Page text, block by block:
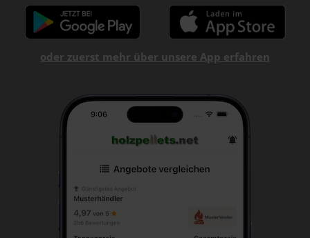
oder zuerst mehr über unsere App erfahren